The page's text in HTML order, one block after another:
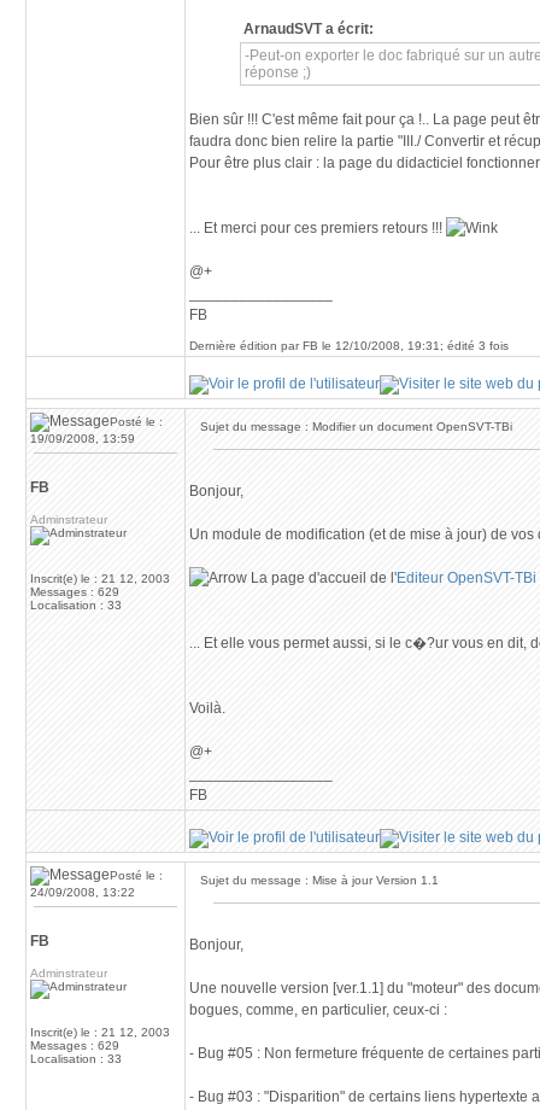
ArnaudSVT a écrit:
-Peut-on exporter le doc fabriqué sur un
réponse ;)
Bien sûr !!! C'est même fait pour ça !.. La page peut
faudra donc bien relire la partie "III./ Convertir et
Pour être plus clair : la page du didacticiel
... Et merci pour ces premiers retours !!!
@+
FB
Dernière édition par FB le 12/10/2008, 19:31; édité 3 fois
Posté le :
19/09/2008, 13:59
FB
Adminstrateur
Inscrit(e) le : 21 12, 2003
Messages : 629
Localisation : 33
Sujet du message : Modifier un document OpenSVT-TBi
Bonjour,
Un module de modification (et de mise à jour) de
La page d'accueil de l'Editeur OpenSVT-TBi
... Et elle vous permet aussi, si le c�?ur vous en dit,
Voilà.
@+
FB
Posté le :
24/09/2008, 13:22
FB
Adminstrateur
Inscrit(e) le : 21 12, 2003
Messages : 629
Localisation : 33
Sujet du message : Mise à jour Version 1.1
Bonjour,
Une nouvelle version [ver.1.1] du "moteur" des
bogues, comme, en particulier, ceux-ci :
- Bug #05 : Non fermeture fréquente de certaines
- Bug #03 : "Disparition" de certains liens hypertexte